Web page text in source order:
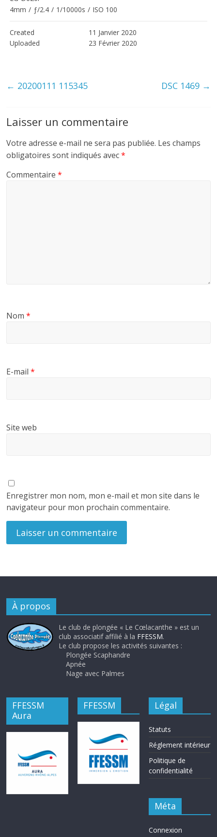
4mm / ƒ/2.4 / 1/10000s / ISO 100
Created
11 Janvier 2020
Uploaded
23 Février 2020
← 20200111 115345 DSC 1469 →
Laisser un commentaire
Votre adresse e-mail ne sera pas publiée. Les champs
obligatoires sont indiqués avec*
Commentaire*
Nom*
E-mail*
Site web
Enregistrer mon nom, mon e-mail et mon site dans le
navigateur pour mon prochain commentaire.
À propos
Le club de plongée « Le Cœlacanthe » est un
club associatif affilié à la FFESSM.
Le club propose les activités suivantes :
Plongée Scaphandre
Apnée
Nage avec Palmes
FFESSM
Aura
FFESSM Légal
Statuts
Réglement intérieur
Politique de
confidentialité
Méta
Connexion